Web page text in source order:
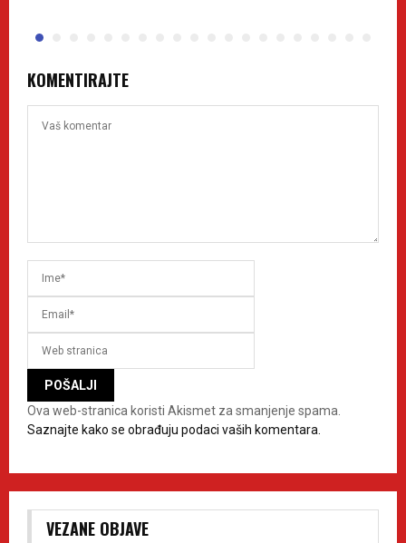
KOMENTIRAJTE
Ova web-stranica koristi Akismet za smanjenje spama.
Saznajte kako se obrađuju podaci vaših komentara.
VEZANE OBJAVE